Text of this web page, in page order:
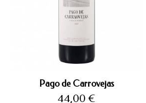
Pago de Carrovejas
Precio
44,00 €